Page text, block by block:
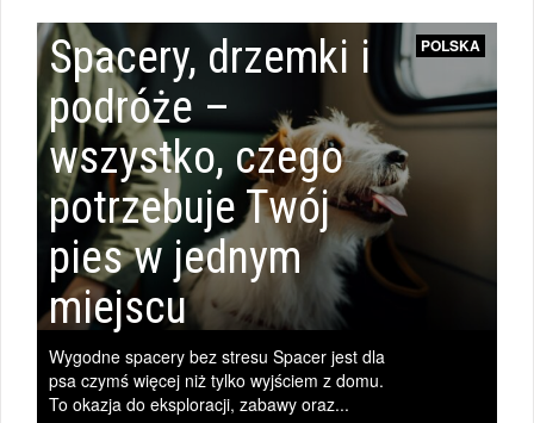
POLSKA
Spacery, drzemki i
podróże –
wszystko, czego
potrzebuje Twój
pies w jednym
miejscu
Wygodne spacery bez stresu Spacer jest dla
psa czymś więcej niż tylko wyjściem z domu.
To okazja do eksploracji, zabawy oraz...